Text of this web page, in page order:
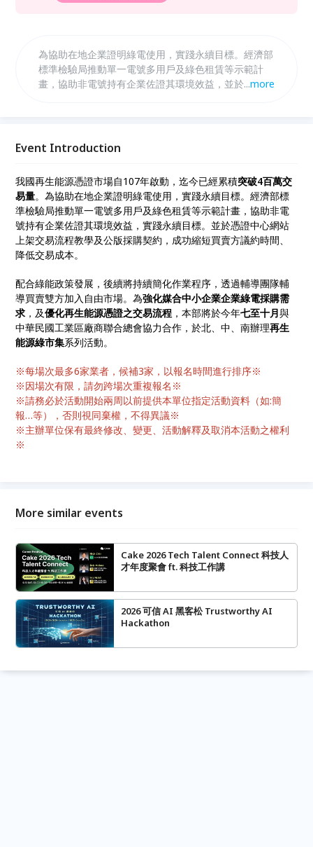
為協助在地企業證明綠電使用，實踐永續目標。經濟部
標準檢驗局推動單一電號多用戶及綠色租賃等示範計
畫，協助非電號持有企業佐證其環境效益，並於憑證中
加入自由市場。為強化媒合中小企業之綠電採購需求，
中、南辦理再生能源綠市集系列活動。
...more
Event Introduction
我國再生能源憑證市場自107年啟動，迄今已經累積突破4百萬交
易量。為協助在地企業證明綠電使用，實踐永續目標。經濟部標
準檢驗局推動單一電號多用戶及綠色租賃等示範計畫，協助非電
號持有企業佐證其環境效益，實踐永續目標。並於憑證中心網站
上架交易流程教學及公版採購契約，成功縮短買賣方議約時間、
降低交易成本。
配合綠能政策發展，後續將持續簡化作業程序，透過輔導團隊輔
導買賣雙方加入自由市場。為強化媒合中小企業企業綠電採購需
求 ，及優化再生能源憑證之交易流程 ，本部將於今年七至十月與
中華民國工業區廠商聯合總會協力合作，於北、中、南辦理再生
能源綠市集系列活動。
※每場次最多6家業者，候補3家，以報名時間進行排序※
※因場次有限，請勿跨場次重複報名※
※請務必於活動開始兩周以前提供本單位指定活動資料（如:簡
報…等），否則視同棄權，不得異議※
※主辦單位保有最終修改、變更、活動解釋及取消本活動之權利
※
More similar events
Cake 2026 Tech Talent Connect 科技人
才年度聚會 ft. 科技工作講
2026 可信 AI 黑客松 Trustworthy AI
Hackathon